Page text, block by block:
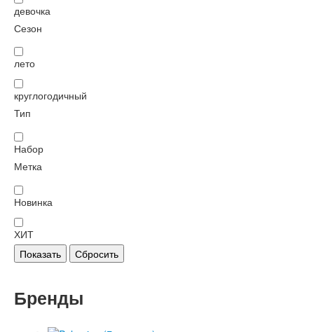
девочка
Сезон
лето
круглогодичный
Тип
Набор
Метка
Новинка
ХИТ
Показать
Сбросить
Бренды